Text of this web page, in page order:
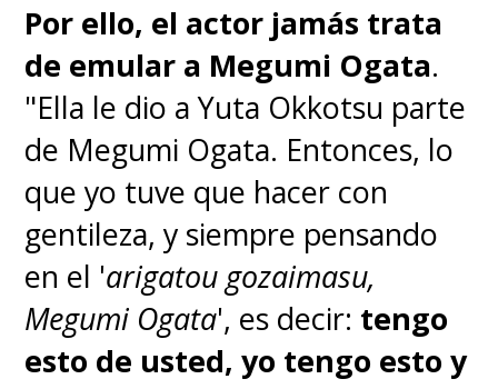
Por ello, el actor jamás trata
de emular a Megumi Ogata.
"Ella le dio a Yuta Okkotsu parte
de Megumi Ogata. Entonces, lo
que yo tuve que hacer con
gentileza, y siempre pensando
en el 'arigatou gozaimasu,
Megumi Ogata', es decir: tengo
esto de usted, yo tengo esto y